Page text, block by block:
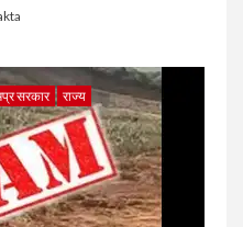
सरकार राज्य